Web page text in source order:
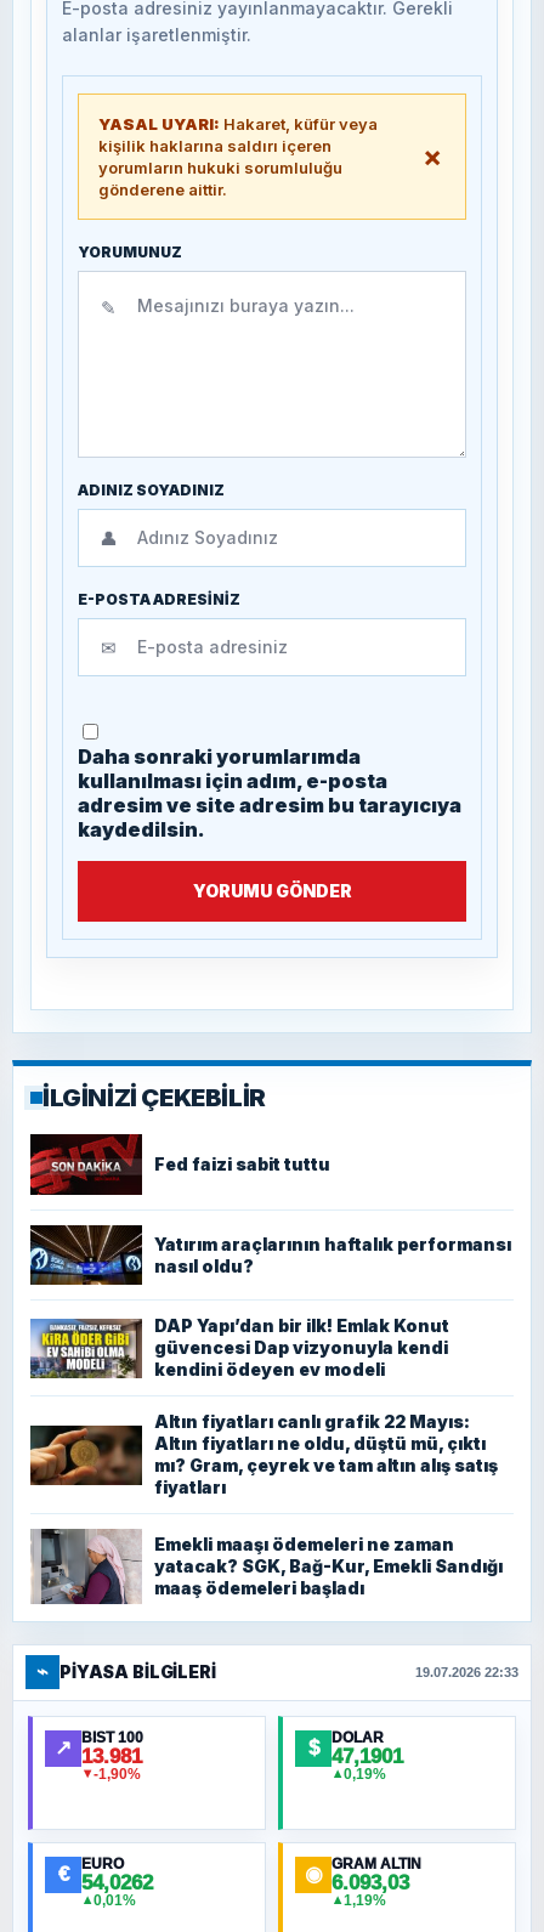
E-posta adresiniz yayınlanmayacaktır. Gerekli
alanlar işaretlenmiştir.
YASAL UYARI: Hakaret, küfür veya
kişilik haklarına saldırı içeren
yorumların hukuki sorumluluğu
gönderene aittir.
×
YORUMUNUZ
✎
ADINIZ SOYADINIZ
👤
E-POSTA ADRESİNİZ
✉
Daha sonraki yorumlarımda
kullanılması için adım, e-posta
adresim ve site adresim bu tarayıcıya
kaydedilsin.
YORUMU GÖNDER
İLGİNİZİ ÇEKEBİLİR
Fed faizi sabit tuttu
Yatırım araçlarının haftalık performansı
nasıl oldu?
DAP Yapı’dan bir ilk! Emlak Konut
güvencesi Dap vizyonuyla kendi
kendini ödeyen ev modeli
Altın fiyatları canlı grafik 22 Mayıs:
Altın fiyatları ne oldu, düştü mü, çıktı
mı? Gram, çeyrek ve tam altın alış satış
fiyatları
Emekli maaşı ödemeleri ne zaman
yatacak? SGK, Bağ-Kur, Emekli Sandığı
maaş ödemeleri başladı
⌁ PIYASA BILGILERI 19.07.2026 22:33
↗ BIST 100
13.981
▼-1,90%
$ DOLAR
47,1901
▲0,19%
€ EURO
54,0262
▲0,01%
◉ GRAM ALTIN
6.093,03
▲1,19%